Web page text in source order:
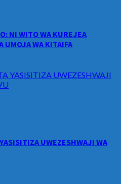
NI WITO WA KUREJEA
UMOJA WA KITAIFA
YASISITIZA UWEZESHWAJI
UWEZESHWAJI WA